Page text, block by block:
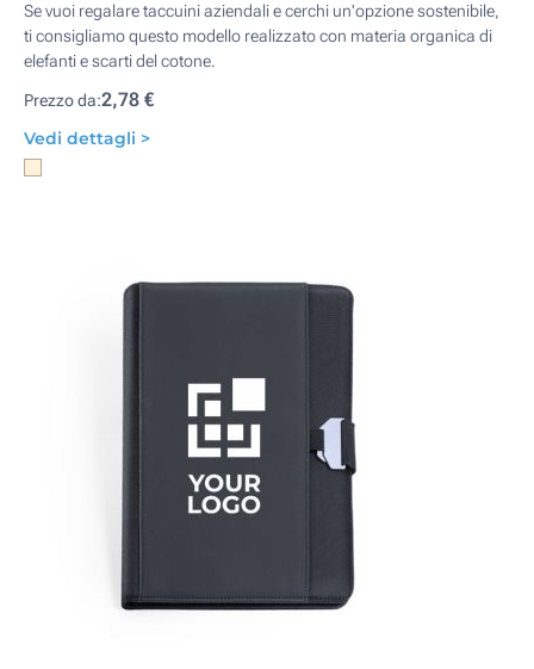
Se vuoi regalare taccuini aziendali e cerchi un'opzione sostenibile,
ti consigliamo questo modello realizzato con materia organica di
elefanti e scarti del cotone.
Prezzo da:2,78 €
Vedi dettagli >